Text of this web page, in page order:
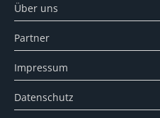
Über uns
Partner
Impressum
Datenschutz